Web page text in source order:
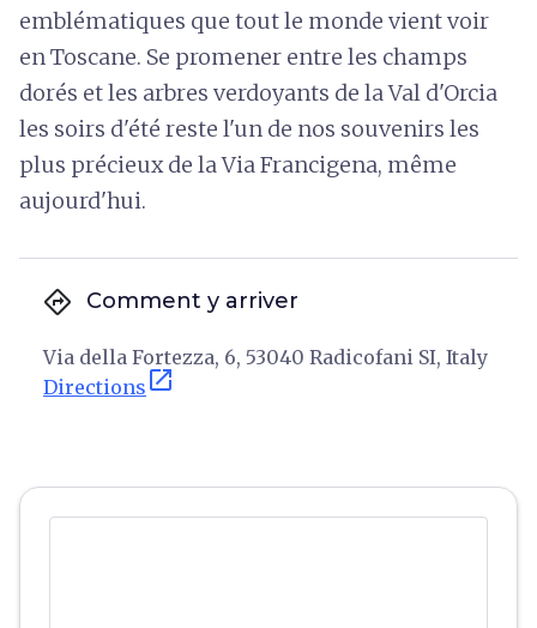
emblématiques que tout le monde vient voir
en Toscane. Se promener entre les champs
dorés et les arbres verdoyants de la Val d'Orcia
les soirs d'été reste l'un de nos souvenirs les
plus précieux de la Via Francigena, même
aujourd'hui.
directions Comment y arriver
Via della Fortezza, 6, 53040 Radicofani SI, Italy
Directions open_in_new